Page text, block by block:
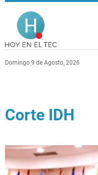
Pasar al contenido principal
Domingo 9 de Agosto, 2026
Corte IDH